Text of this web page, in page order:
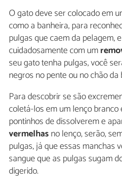
O gato deve ser colocado em
como a banheira, para
pulgas que caem da pelagem,
cuidadosamente com um
seu gato tenha pulgas, você
negros no pente ou no chão da
Para descobrir se são
coletá-los em um lenço branco
pontinhos de dissolverem e
vermelhas no lenço, serão,
pulgas, já que essas manchas
sangue que as pulgas sugam
digerido.